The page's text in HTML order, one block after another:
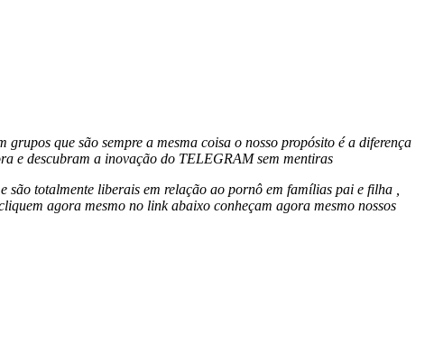
que são sempre a mesma coisa o nosso propósito é a diferença
e descubram a inovação do TELEGRAM sem mentiras
são totalmente liberais em relação ao pornô em famílias pai e filha ,
agora mesmo no link abaixo conheçam agora mesmo nossos